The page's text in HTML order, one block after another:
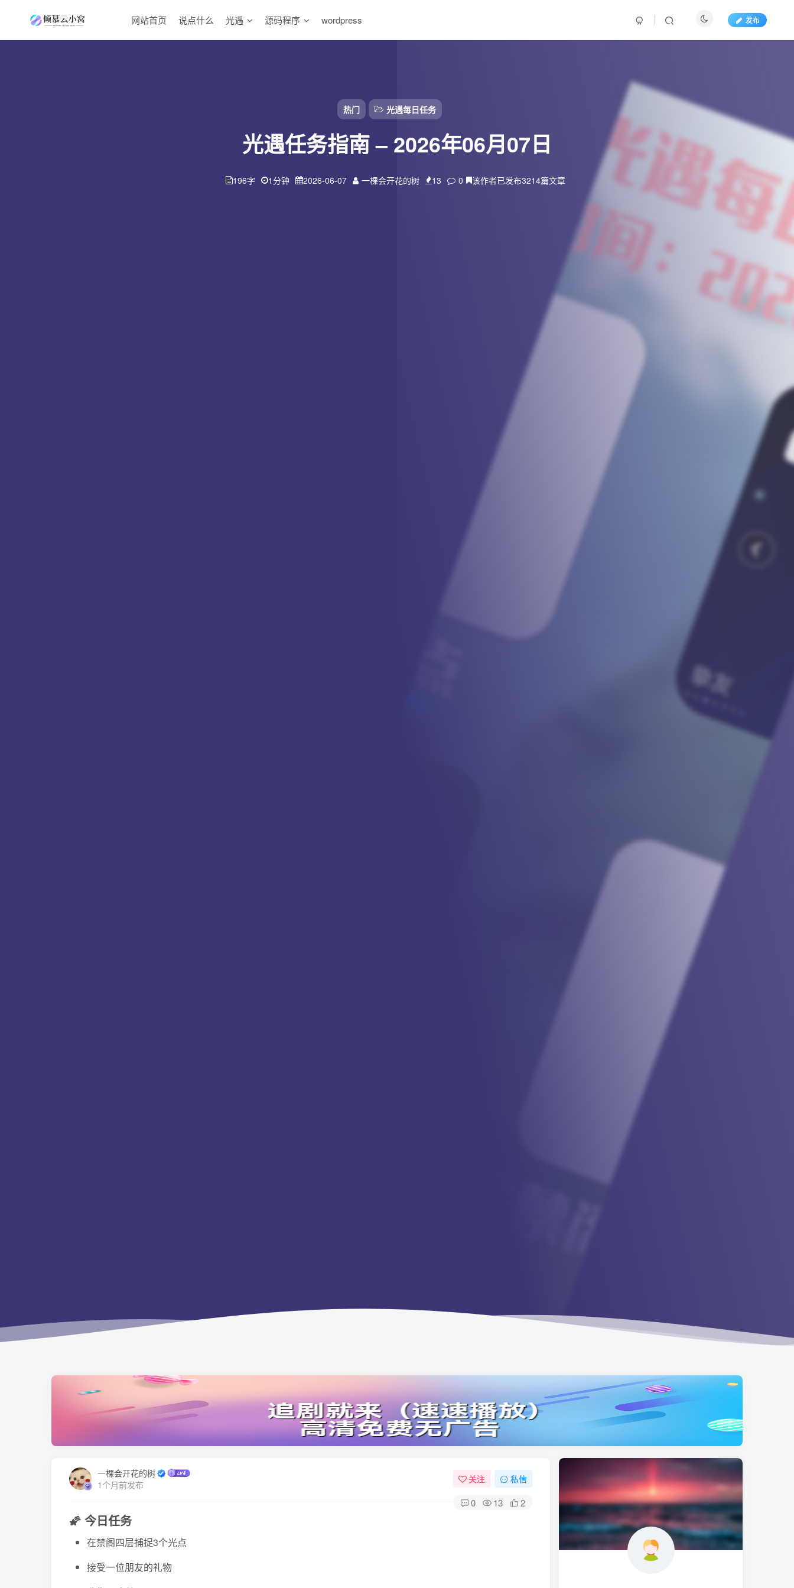
热门 光遇每日任务
光遇任务指南 – 2026年06月07日
196字 1分钟 2026-06-07 一棵会开花的树 13 0 该作者已发布3214篇文章
网站首页 说点什么 光遇 源码程序 wordpress 发布
一棵会开花的树
1个月前发布
关注 私信
0 13 2
🌠 今日任务
在禁阁四层捕捉3个光点
接受一位朋友的礼物